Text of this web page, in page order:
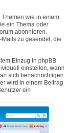
Themen wie in einem
ein Thema oder
abonnieren.
zu gesendet, die
Einzug in phpBB.
einstellen, wann
sich benachrichtigen
wird in einem Beitrag
ein